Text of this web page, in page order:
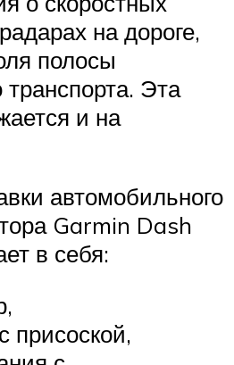
на дороге,
полосы
Эта
и на
автомобильного
Garmin Dash
в себя:
присоской,